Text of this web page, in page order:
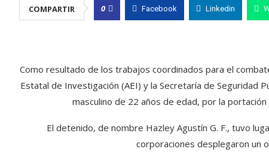
COMPARTIR 0 Facebook Linkedin
Como resultado de los trabajos coordinados para el
Estatal de Investigación (AEI) y la Secretaría de Seguridad
masculino de 22 años de edad, por la
El detenido, de nombre Hazley Agustín G. F., tuvo
corporaciones desplegaron un